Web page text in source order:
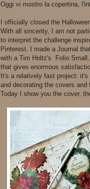
Oggi vi mostro la copertina,
I officially closed the
With all sincerity, I am not
to interpret the challenge
Pinterest. I made a Journal
with a Tim Holtz's Folio
that gives enormous
It's a relatively fast project:
and decorating the covers
Today I show you the cover,